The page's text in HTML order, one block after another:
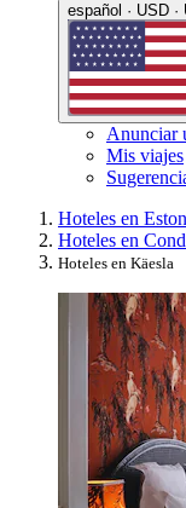
español · USD ·
Anunciar
Mis viajes
Hoteles en
Hoteles en
Hoteles en Käesla